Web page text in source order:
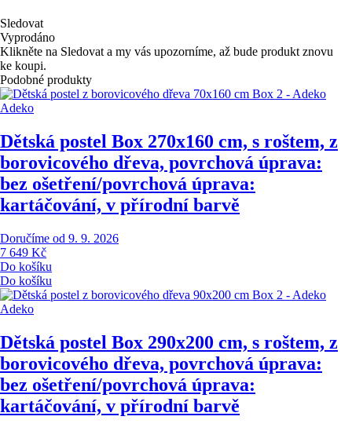
Sledovat
Vyprodáno
Klikněte na Sledovat a my vás upozorníme, až bude produkt znovu
ke koupi.
Podobné produkty
Adeko
Dětská postel Box 270x160 cm, s roštem, z
borovicového dřeva, povrchová úprava:
bez ošetření/povrchová úprava:
kartáčování, v přírodní barvě
Doručíme od 9. 9. 2026
7 649 Kč
Do košíku
Do košíku
Adeko
Dětská postel Box 290x200 cm, s roštem, z
borovicového dřeva, povrchová úprava:
bez ošetření/povrchová úprava:
kartáčování, v přírodní barvě